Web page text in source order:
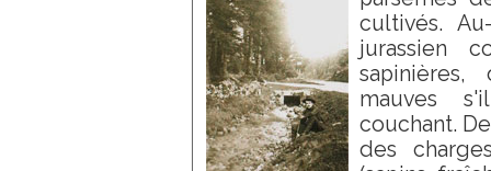
cultivés.
jurassien
mauves
couchant.
des